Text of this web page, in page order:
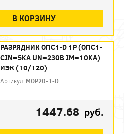
В КОРЗИНУ
РАЗРЯДНИК ОПС1-D 1P (ОПС1-
CIN=5KA UN=230B IM=10KA)
ИЭК (10/120)
Артикул: MOP20-1-D
1447.68 руб.